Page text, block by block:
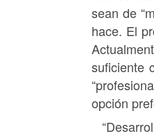
sean de
hace. El
suficiente
opción